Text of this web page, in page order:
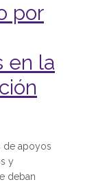
por
en la
de apoyos
y
deban